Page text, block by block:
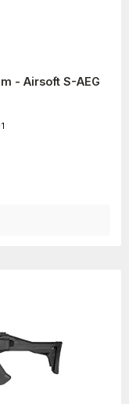
- Airsoft S-AEG